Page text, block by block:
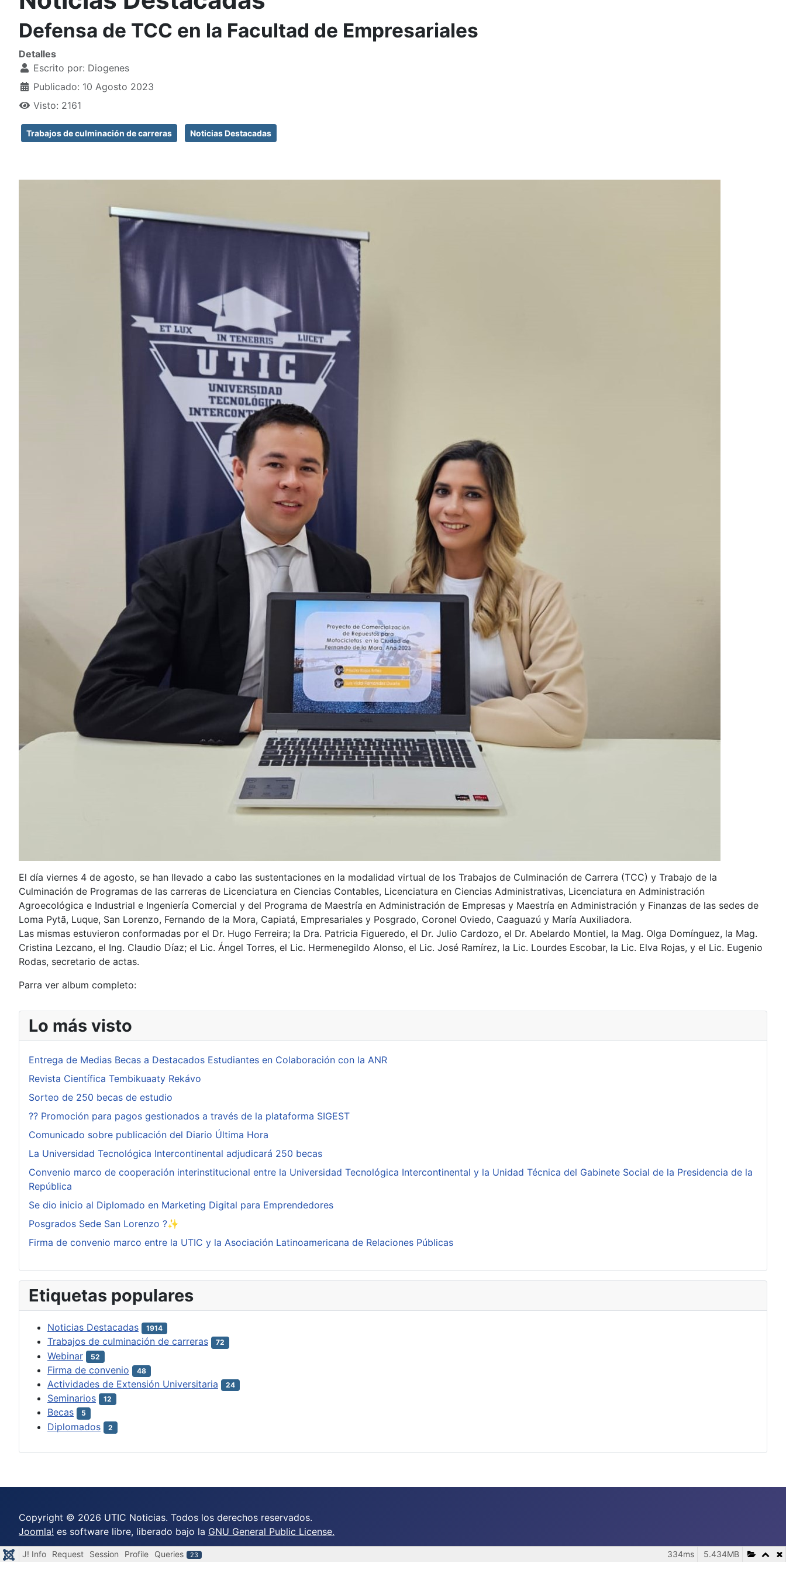
Defensa de TCC en la Facultad de Empresariales
Detalles
Escrito por: Diogenes
Publicado: 10 Agosto 2023
Visto: 2161
Trabajos de culminación de carreras Noticias Destacadas
El día viernes 4 de agosto, se han llevado a cabo las sustentaciones en la modalidad virtual de los Trabajos de Culminación de Carrera (TCC) y Trabajo de la
Culminación de Programas de las carreras de Licenciatura en Ciencias Contables, Licenciatura en Ciencias Administrativas, Licenciatura en Administración
Agroecológica e Industrial e Ingeniería Comercial y del Programa de Maestría en Administración de Empresas y Maestría en Administración y Finanzas de las sedes de
Loma Pytã, Luque, San Lorenzo, Fernando de la Mora, Capiatá, Empresariales y Posgrado, Coronel Oviedo, Caaguazú y María Auxiliadora.
Las mismas estuvieron conformadas por el Dr. Hugo Ferreira; la Dra. Patricia Figueredo, el Dr. Julio Cardozo, el Dr. Abelardo Montiel, la Mag. Olga Domínguez, la Mag.
Cristina Lezcano, el Ing. Claudio Díaz; el Lic. Ángel Torres, el Lic. Hermenegildo Alonso, el Lic. José Ramírez, la Lic. Lourdes Escobar, la Lic. Elva Rojas, y el Lic. Eugenio
Rodas, secretario de actas.
Parra ver album completo:
Lo más visto
Entrega de Medias Becas a Destacados Estudiantes en Colaboración con la ANR
Revista Científica Tembikuaaty Rekávo
Sorteo de 250 becas de estudio
?? Promoción para pagos gestionados a través de la plataforma SIGEST
Comunicado sobre publicación del Diario Última Hora
La Universidad Tecnológica Intercontinental adjudicará 250 becas
Convenio marco de cooperación interinstitucional entre la Universidad Tecnológica Intercontinental y la Unidad Técnica del Gabinete Social de la Presidencia de la
República
Se dio inicio al Diplomado en Marketing Digital para Emprendedores
Posgrados Sede San Lorenzo ?✨
Firma de convenio marco entre la UTIC y la Asociación Latinoamericana de Relaciones Públicas
Etiquetas populares
Noticias Destacadas 1914
Trabajos de culminación de carreras 72
Webinar 52
Firma de convenio 48
Actividades de Extensión Universitaria 24
Seminarios 12
Becas 5
Diplomados 2
Copyright © 2026 UTIC Noticias. Todos los derechos reservados.
Joomla! es software libre, liberado bajo la GNU General Public License.
J! Info Request Session Profile Queries 23 5.434MB
334ms